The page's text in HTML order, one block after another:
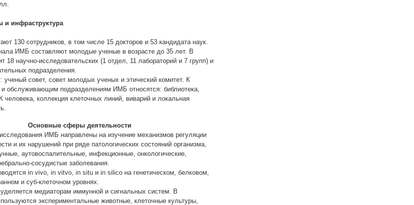
и инфраструктура
130 сотрудников, в том числе 15 докторов и 53 кандидата наук.
ИМБ составляют молодые ученые в возрасте до 35 лет. В
18 научно-исследовательских (1 отдел, 11 лабораторий и 7 групп) и
подразделения.
совет, совет молодых ученых и этический комитет. К
и обслуживающим подразделениям ИМБ относятся: библиотека,
человека, коллекция клеточных линий, виварий и локальная
Основные сферы деятельности
ИМБ направлены на изучение механизмов регуляции
и их нарушений при ряде патологических состояний организма,
аутовоспалительные, инфекционные, онкологические,
сосудистые заболевания.
in vivo, in vitvo, in situ и in silico на генетическом, белковом,
и суб-клеточном уровнях.
медиаторам иммунной и сигнальных систем. В
экспериментальные животные, клеточные культуры,